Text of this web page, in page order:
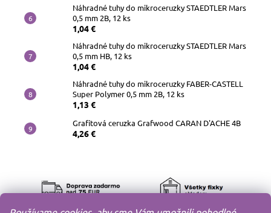
Náhradné tuhy do mikroceruzky STAEDTLER Mars
0,5 mm 2B, 12 ks
1,04 €
Náhradné tuhy do mikroceruzky STAEDTLER Mars
0,5 mm HB, 12 ks
1,04 €
Náhradné tuhy do mikroceruzky FABER-CASTELL
Super Polymer 0,5 mm 2B, 12 ks
1,13 €
Grafitová ceruzka Grafwood CARAN D'ACHE 4B
4,26 €